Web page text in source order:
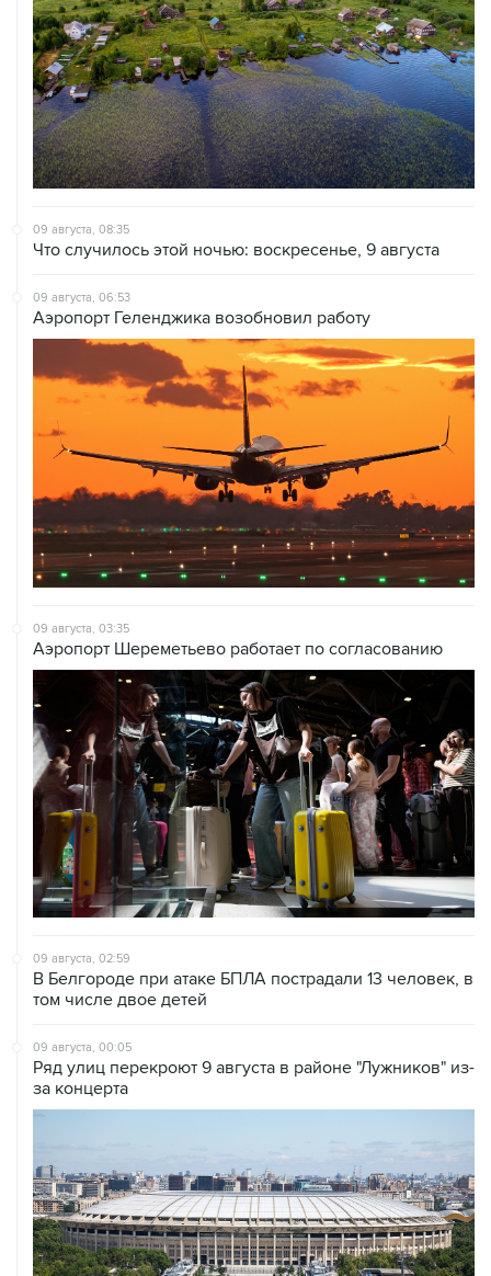
09 августа, 08:35
Что случилось этой ночью: воскресенье, 9 августа
09 августа, 06:53
Аэропорт Геленджика возобновил работу
09 августа, 03:35
Аэропорт Шереметьево работает по согласованию
09 августа, 02:59
В Белгороде при атаке БПЛА пострадали 13 человек, в
том числе двое детей
09 августа, 00:05
Ряд улиц перекроют 9 августа в районе "Лужников" из-
за концерта